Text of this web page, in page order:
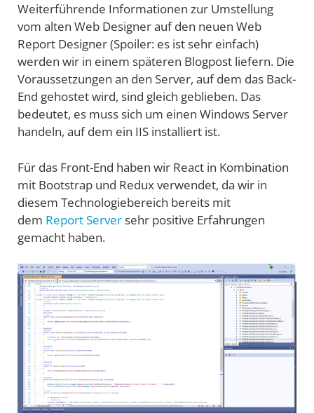
Weiterführende Informationen zur Umstellung
vom alten Web Designer auf den neuen Web
Report Designer (Spoiler: es ist sehr einfach)
werden wir in einem späteren Blogpost liefern. Die
Voraussetzungen an den Server, auf dem das Back-
End gehostet wird, sind gleich geblieben. Das
bedeutet, es muss sich um einen Windows Server
handeln, auf dem ein IIS installiert ist.
Für das Front-End haben wir React in Kombination
mit Bootstrap und Redux verwendet, da wir in
diesem Technologiebereich bereits mit
dem Report Serversehr positive Erfahrungen
gemacht haben.